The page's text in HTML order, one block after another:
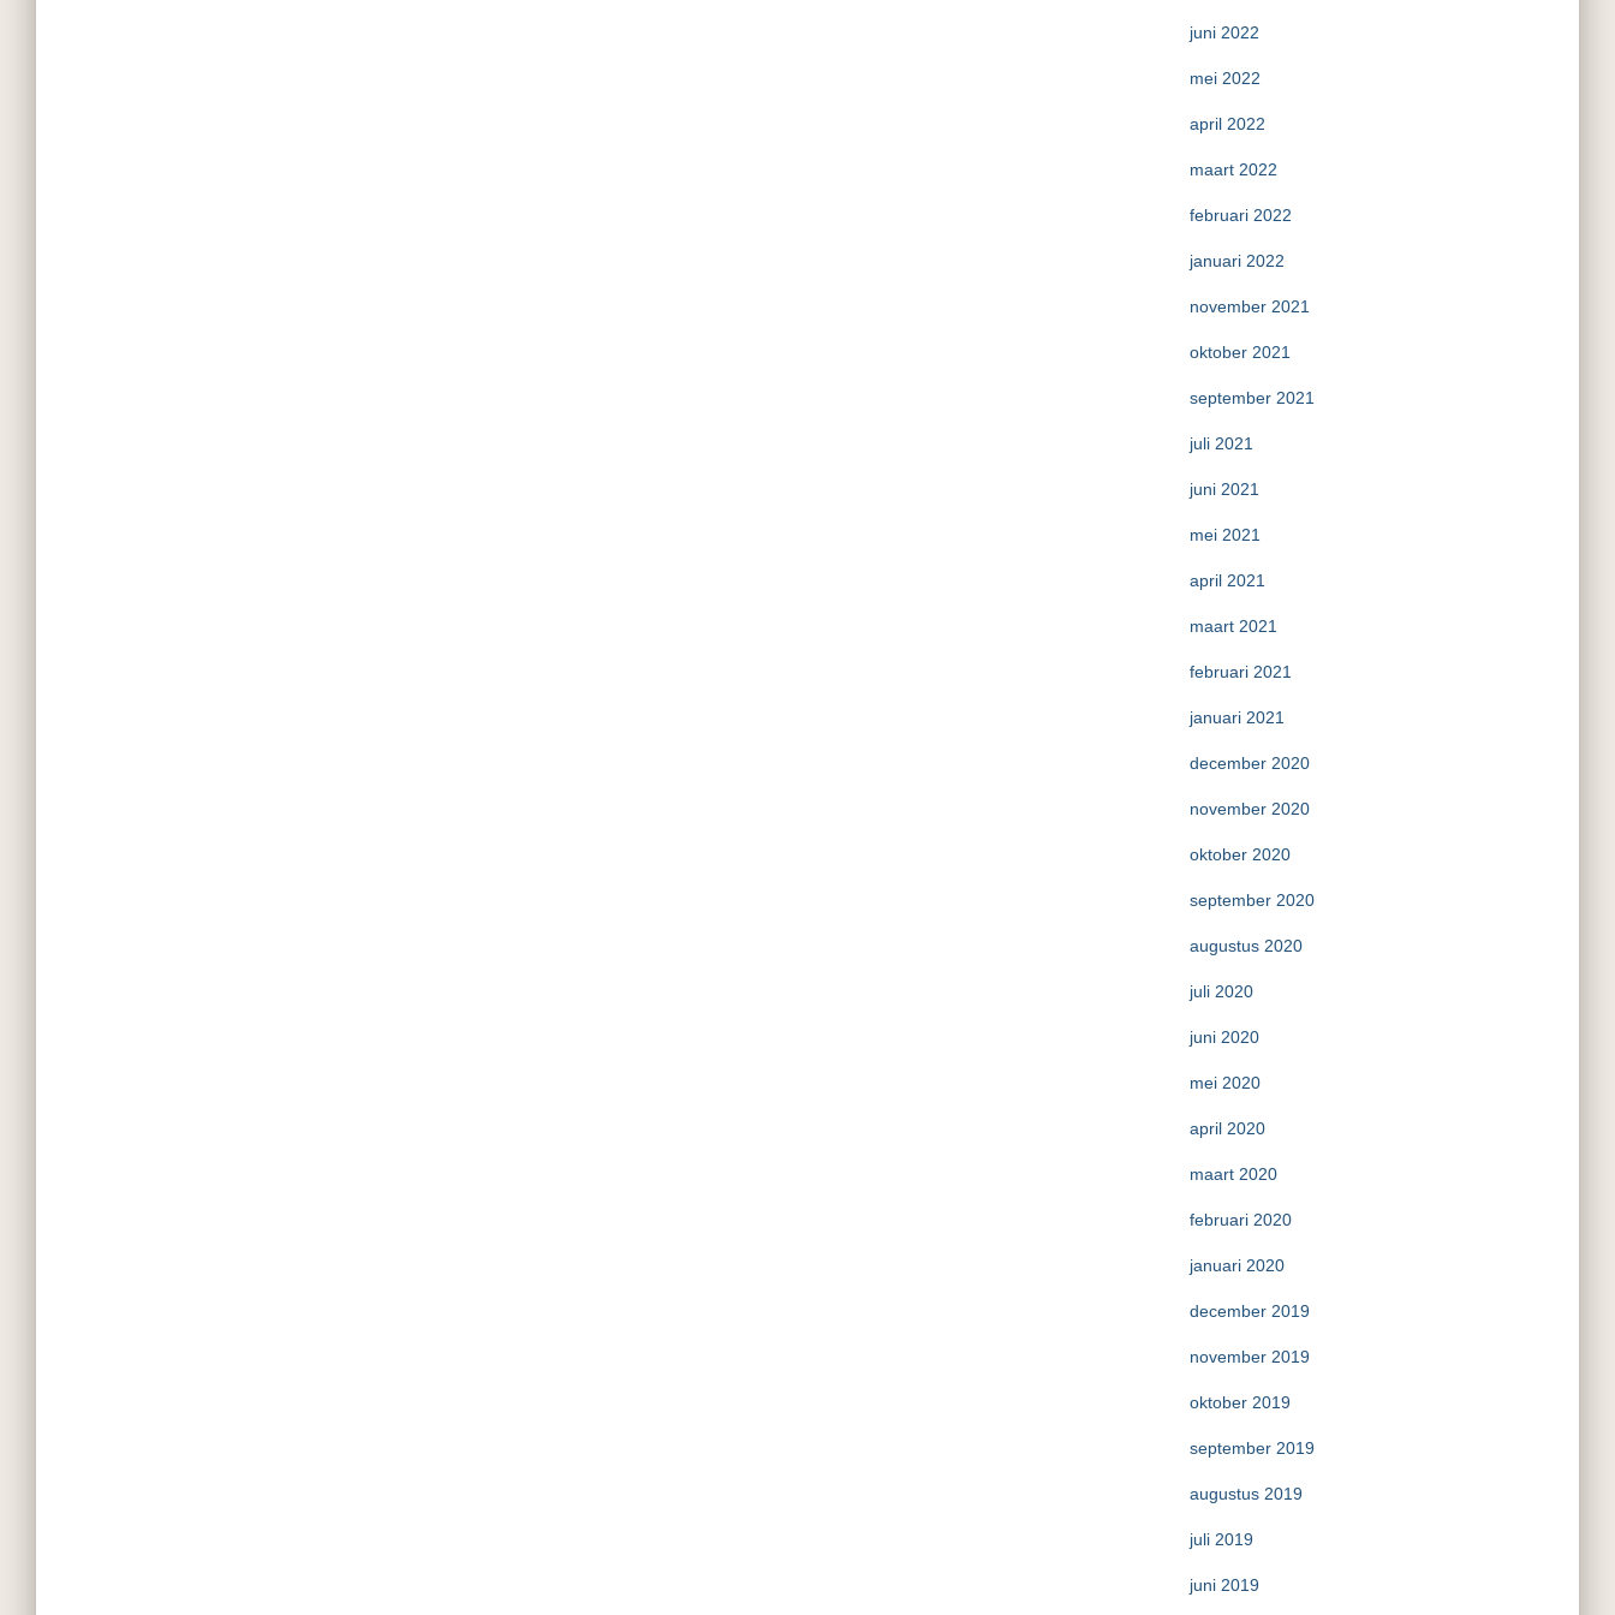
juni 2022
mei 2022
april 2022
maart 2022
februari 2022
januari 2022
november 2021
oktober 2021
september 2021
juli 2021
juni 2021
mei 2021
april 2021
maart 2021
februari 2021
januari 2021
december 2020
november 2020
oktober 2020
september 2020
augustus 2020
juli 2020
juni 2020
mei 2020
april 2020
maart 2020
februari 2020
januari 2020
december 2019
november 2019
oktober 2019
september 2019
augustus 2019
juli 2019
juni 2019